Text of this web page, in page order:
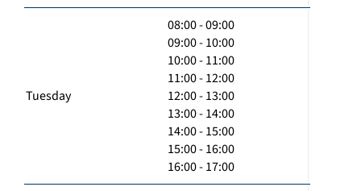
Tuesday
08:00 - 09:00
09:00 - 10:00
10:00 - 11:00
11:00 - 12:00
12:00 - 13:00
13:00 - 14:00
14:00 - 15:00
15:00 - 16:00
16:00 - 17:00